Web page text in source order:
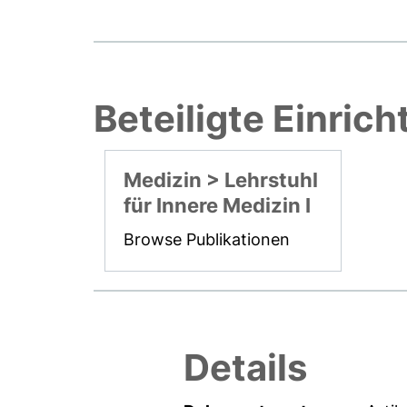
Beteiligte
Medizin > Lehrstuhl
für Innere Medizin I
Browse Publikationen
Details